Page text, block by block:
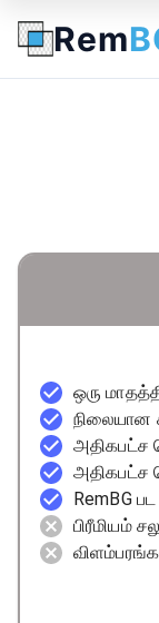
Rem
ஒரு
நிலையான
அதிகபட்ச
அதிகபட்ச
RemBG பட
பிரீமியம்